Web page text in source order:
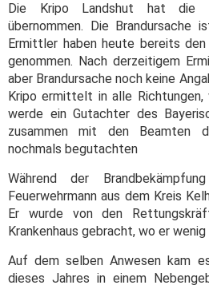
Die Kripo Landshut hat die
übernommen. Die Brandursache
Ermittler haben heute bereits
genommen. Nach derzeitigem
aber Brandursache noch keine
Kripo ermittelt in alle
werde ein Gutachter des
zusammen mit den Beamten
nochmals begutachten
Während der
Feuerwehrmann aus dem Kreis
Er wurde von den
Krankenhaus gebracht, wo er
Auf dem selben Anwesen kam
dieses Jahres in einem